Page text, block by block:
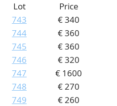
Lot
Price
743
€ 340
744
€ 360
745
€ 360
746
€ 320
747
€ 1600
748
€ 270
749
€ 260